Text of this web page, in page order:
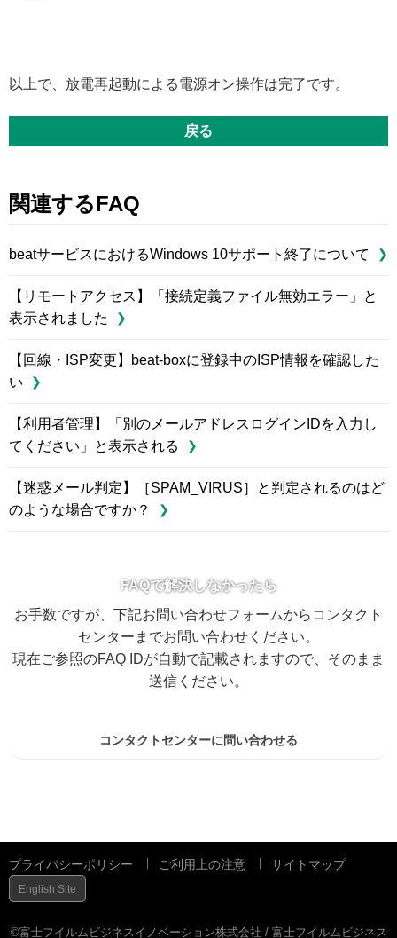
以上で、放電再起動による電源オン操作は完了です。
戻る
関連するFAQ
beatサービスにおけるWindows 10サポート終了について
【リモートアクセス】「接続定義ファイル無効エラー」と
表示されました
【回線・ISP変更】beat-boxに登録中のISP情報を確認した
い
【利用者管理】「別のメールアドレスログインIDを入力し
てください」と表示される
【迷惑メール判定】［SPAM_VIRUS］と判定されるのはど
のような場合ですか？
FAQで解決しなかったら
お手数ですが、下記お問い合わせフォームからコンタクト
センターまでお問い合わせください。
現在ご参照のFAQ IDが自動で記載されますので、そのまま
送信ください。
コンタクトセンターに問い合わせる
プライバシーポリシー ご利用上の注意 サイトマップ
English Site
©富士フイルムビジネスイノベーション株式会社 / 富士フイルムビジネス